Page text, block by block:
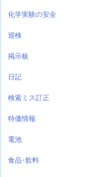
化学実験の安全
巡検
掲示板
日記
検索ミス訂正
特価情報
電池
食品･飲料